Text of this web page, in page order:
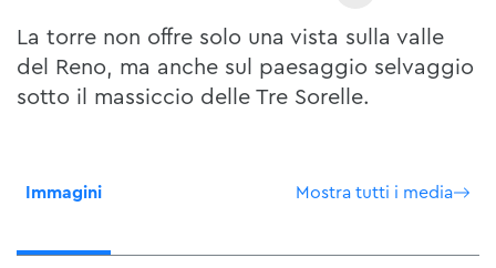
La torre non offre solo una vista sulla valle
del Reno, ma anche sul paesaggio selvaggio
sotto il massiccio delle Tre Sorelle.
Immagini Mostra tutti i media